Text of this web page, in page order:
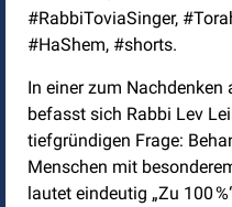
#RabbiToviaSinger,
#HaShem, #shorts.
In einer zum Nachdenken
befasst sich Rabbi Lev
tiefgründigen Frage:
Menschen mit
lautet eindeutig „Zu 100